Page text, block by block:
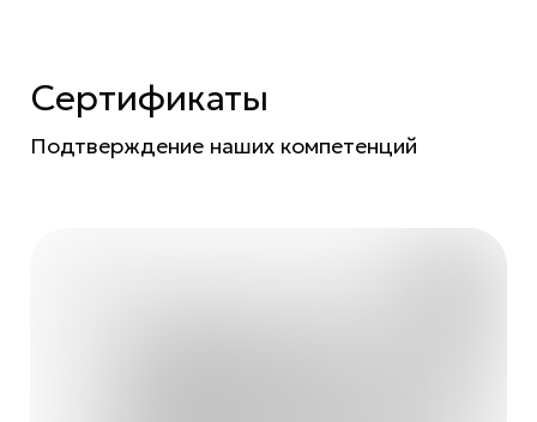
Сертификаты
Подтверждение наших компетенций